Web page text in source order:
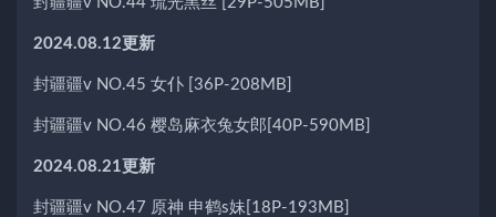
2024.08.12更新
封疆疆v NO.45 女仆 [36P-208MB]
封疆疆v NO.46 樱岛麻衣兔女郎[40P-590MB]
2024.08.21更新
封疆疆v NO.47 原神 申鹤s妹[18P-193MB]